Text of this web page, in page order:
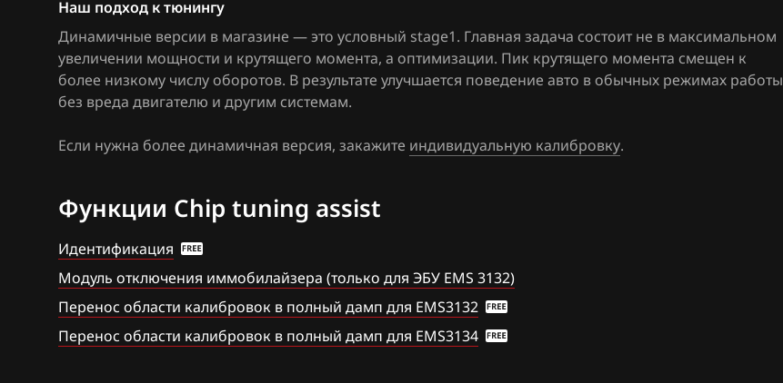
Citroen
Dacia
Dodge
Dongfeng
Exeed
Extreme moto
FAW
М86 ПО Итэлма
Я5.1.(x)
Я72+
Наш подход к тюнингу
Динамичные версии в магазине — это условный stage1. Главная задача состоит не в максимальном
увеличении мощности и крутящего момента, а оптимизации. Пик крутящего момента смещен к
более низкому числу оборотов. В результате улучшается поведение авто в обычных режимах работы
без вреда двигателю и другим системам.
Если нужна более динамичная версия, закажите индивидуальную калибровку.
Функции Chip tuning assist
Идентификация
Модуль отключения иммобилайзера (только для ЭБУ EMS 3132)
Перенос области калибровок в полный дамп для EMS3132
Перенос области калибровок в полный дамп для EMS3134